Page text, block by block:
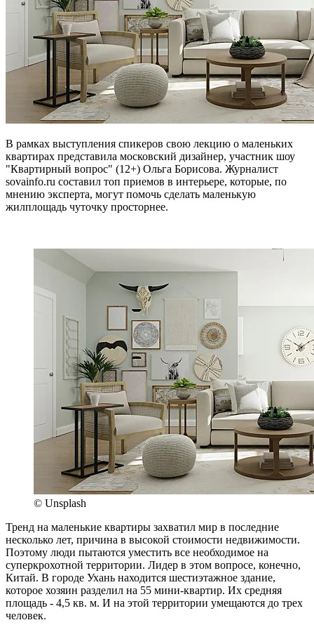
В рамках выступления спикеров свою лекцию о маленьких
квартирах представила московский дизайнер, участник шоу
"Квартирный вопрос" (12+) Ольга Борисова. Журналист
sovainfo.ru составил топ приемов в интерьере, которые, по
мнению эксперта, могут помочь сделать маленькую
жилплощадь чуточку просторнее.
© Unsplash
Тренд на маленькие квартиры захватил мир в последние
несколько лет, причина в высокой стоимости недвижимости.
Поэтому люди пытаются уместить все необходимое на
суперкрохотной территории. Лидер в этом вопросе, конечно,
Китай. В городе Ухань находится шестиэтажное здание,
которое хозяин разделил на 55 мини-квартир. Их средняя
площадь - 4,5 кв. м. И на этой территории умещаются до трех
человек.